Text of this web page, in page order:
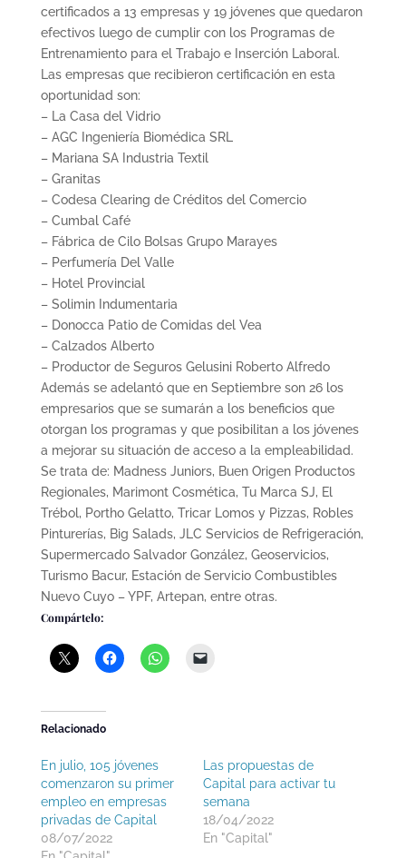
certificados a 13 empresas y 19 jóvenes que quedaron
efectivos luego de cumplir con los Programas de
Entrenamiento para el Trabajo e Inserción Laboral.
Las empresas que recibieron certificación en esta
oportunidad son:
– La Casa del Vidrio
– AGC Ingeniería Biomédica SRL
– Mariana SA Industria Textil
– Granitas
– Codesa Clearing de Créditos del Comercio
– Cumbal Café
– Fábrica de Cilo Bolsas Grupo Marayes
– Perfumería Del Valle
– Hotel Provincial
– Solimin Indumentaria
– Donocca Patio de Comidas del Vea
– Calzados Alberto
– Productor de Seguros Gelusini Roberto Alfredo
Además se adelantó que en Septiembre son 26 los
empresarios que se sumarán a los beneficios que
otorgan los programas y que posibilitan a los jóvenes
a mejorar su situación de acceso a la empleabilidad.
Se trata de: Madness Juniors, Buen Origen Productos
Regionales, Marimont Cosmética, Tu Marca SJ, El
Trébol, Portho Gelatto, Tricar Lomos y Pizzas, Robles
Pinturerías, Big Salads, JLC Servicios de Refrigeración,
Supermercado Salvador González, Geoservicios,
Turismo Bacur, Estación de Servicio Combustibles
Nuevo Cuyo – YPF, Artepan, entre otras.
Compártelo:
Relacionado
En julio, 105 jóvenes
comenzaron su primer
empleo en empresas
privadas de Capital
08/07/2022
Las propuestas de
Capital para activar tu
semana
18/04/2022
En "Capital"